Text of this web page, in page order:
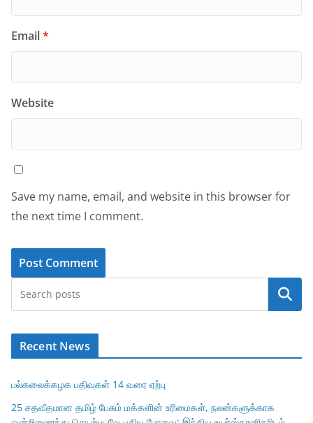
Email*
Website
Save my name, email, and website in this browser for
the next time I comment.
Search
Recent News
பல்கலைக்கழக பதிவுகள் 14 வரை ஏற்பு
25 சதவீதமான தமிழ் பேசும் மக்களின் உரிமைகள், நலன்களுக்காக